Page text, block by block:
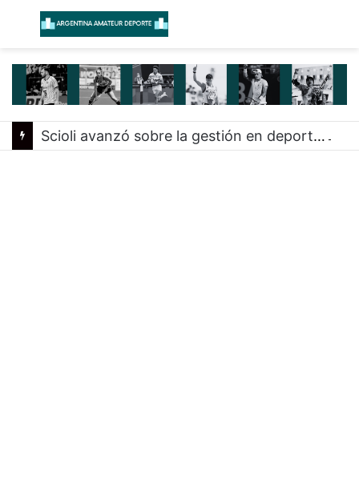
Menú
Scioli avanzó sobre la gestión en deportes con las federaciones nacionales